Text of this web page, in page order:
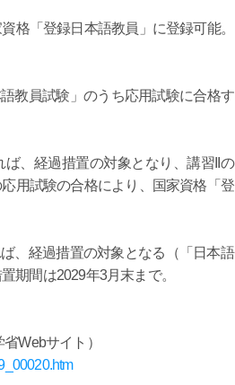
格「登録日本語教員」に登録可能。
教員試験」のうち応用試験に合格す
、経過措置の対象となり、講習IIの
用試験の合格により、国家資格「登
、経過措置の対象となる（「日本語
期間は2029年3月末まで。
Webサイト）